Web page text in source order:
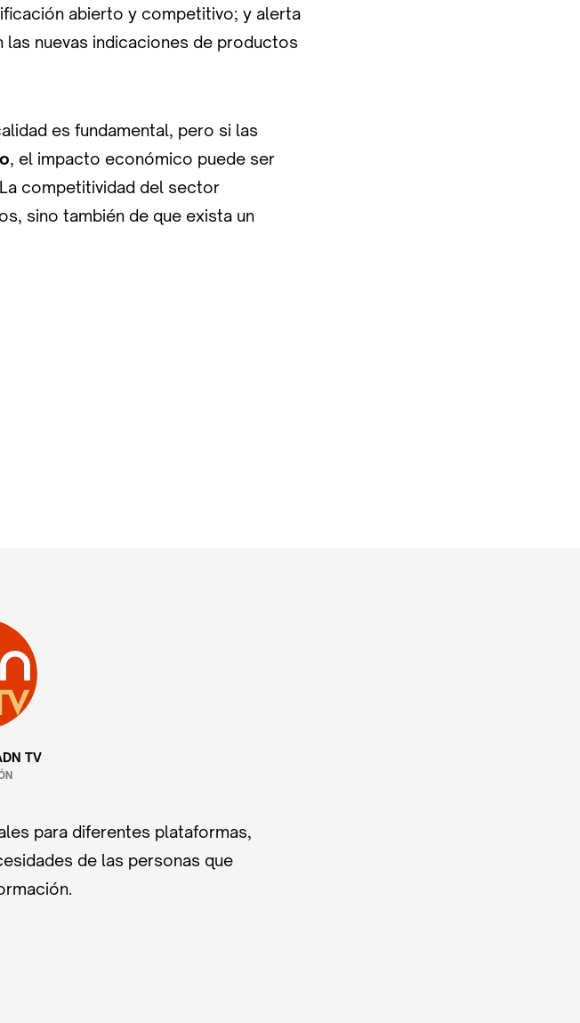
abierto y competitivo; y alerta
las nuevas indicaciones de productos
es fundamental, pero si las
, el impacto económico puede ser
competitividad del sector
sino también de que exista un
TV
para diferentes plataformas,
de las personas que